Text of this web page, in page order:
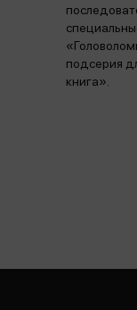
подсерия
книга».